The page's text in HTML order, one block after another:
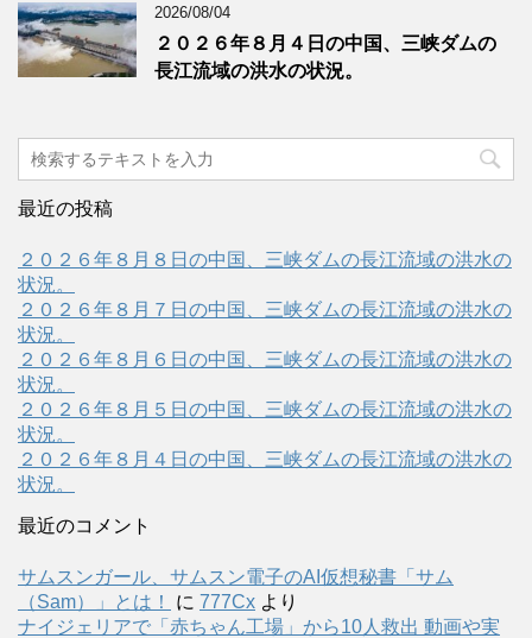
2026/08/04
２０２６年８月４日の中国、三峡ダムの
長江流域の洪水の状況。
最近の投稿
２０２６年８月８日の中国、三峡ダムの長江流域の洪水の
状況。
２０２６年８月７日の中国、三峡ダムの長江流域の洪水の
状況。
２０２６年８月６日の中国、三峡ダムの長江流域の洪水の
状況。
２０２６年８月５日の中国、三峡ダムの長江流域の洪水の
状況。
２０２６年８月４日の中国、三峡ダムの長江流域の洪水の
状況。
最近のコメント
サムスンガール、サムスン電子のAI仮想秘書「サム
（Sam）」とは！
に 777Cx より
ナイジェリアで「赤ちゃん工場」から10人救出 動画や実